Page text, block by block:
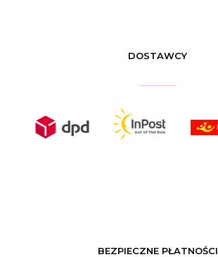
DOSTAWCY
BEZPIECZNE PŁATNOŚCI